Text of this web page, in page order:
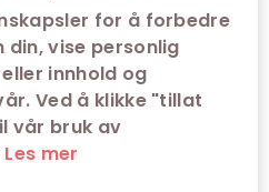
for å forbedre
vise personlig
innhold og
Ved å klikke "tillat
vår bruk av
Les mer